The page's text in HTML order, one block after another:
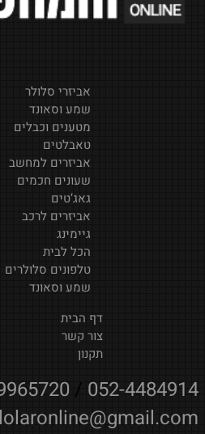
אביזרי סלולר
שמע וסאונד
מטענים וכבלים
טאבלטים
אביזרים למחשב
שעונים חכמים
גאג’טים
אביזרים לרכב
גיימינג
הכל לבית
טלפונים סלולרים
שמע וסאונד
דף הבית
צור קשר
תקנון
052-4484914